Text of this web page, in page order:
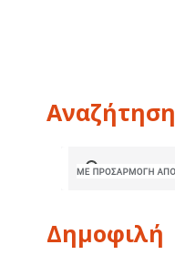
Αναζήτηση
Δημοφιλή